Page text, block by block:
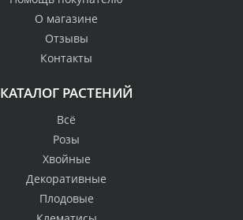
О магазине
Отзывы
Контакты
КАТАЛОГ РАСТЕНИЙ
Всё
Розы
Хвойные
Декоративные
Плодовые